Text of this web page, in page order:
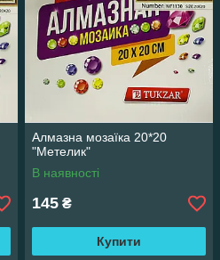
Алмазна мозаїка 20*20
"Метелик"
В наявності
145 ₴
Купити